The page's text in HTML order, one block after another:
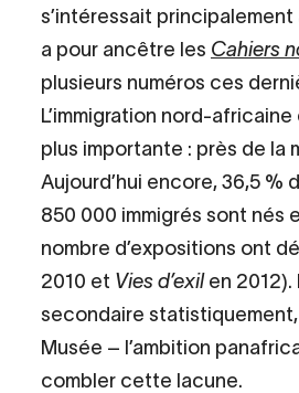
s’intéressait
a pour ancêtre les Cahiers
plusieurs numéros ces
L’immigration nord-
plus importante : près de la
Aujourd’hui encore, 36,5
850 000 immigrés sont nés
nombre d’expositions ont
2010 et Vies d’exilen 2012).
secondaire statistiquement,
Musée – l’ambition
combler cette lacune.